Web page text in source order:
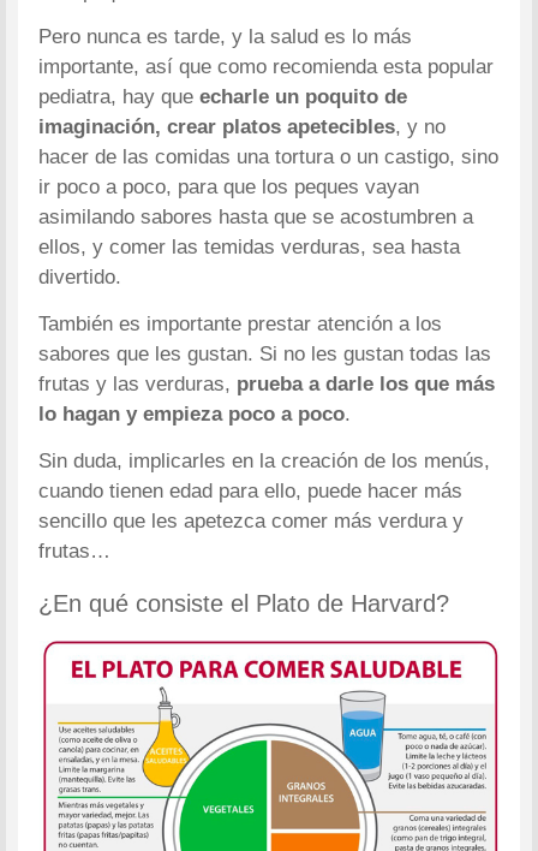
Pero nunca es tarde, y la salud es lo más
importante, así que como recomienda esta popular
pediatra, hay queecharle un poquito de
imaginación, crear platos apetecibles, y no
hacer de las comidas una tortura o un castigo, sino
ir poco a poco, para que los peques vayan
asimilando sabores hasta que se acostumbren a
ellos, y comer las temidas verduras, sea hasta
divertido.
También es importante prestar atención a los
sabores que les gustan. Si no les gustan todas las
frutas y las verduras, prueba a darle los que más
lo hagan y empieza poco a poco.
Sin duda, implicarles en la creación de los menús,
cuando tienen edad para ello, puede hacer más
sencillo que les apetezca comer más verdura y
frutas…
¿En qué consiste el Plato de Harvard?